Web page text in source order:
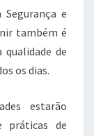
e
também é
de
os dias.
estarão
práticas de